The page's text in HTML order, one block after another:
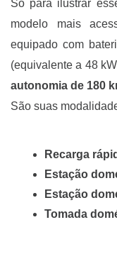
Só para ilustrar
modelo mais
equipado com
(equivalente a 48
autonomia de 180
São suas
Recarga
Estação
Estação
Tomada